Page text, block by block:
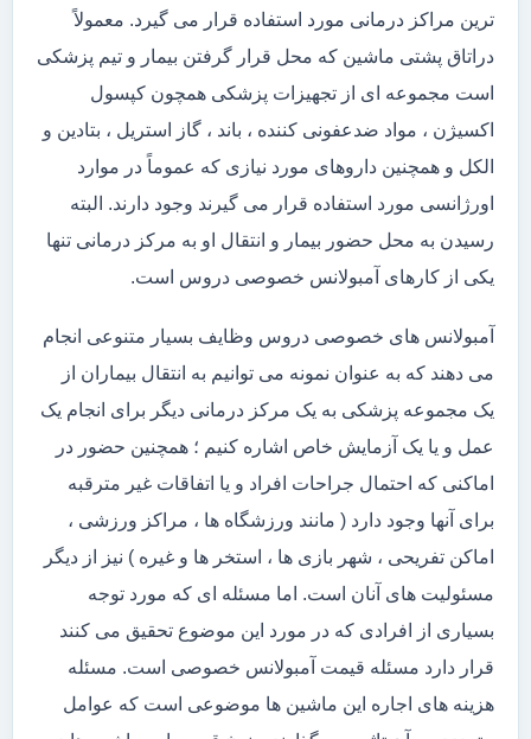
ترین مراکز درمانی مورد استفاده قرار می گیرد. معمولاً
دراتاق پشتی ماشین که محل قرار گرفتن بیمار و تیم پزشکی
است مجموعه ای از تجهیزات پزشکی همچون کپسول
اکسیژن ، مواد ضدعفونی کننده ، باند ، گاز استریل ، بتادین و
الکل و همچنین داروهای مورد نیازی که عموماً در موارد
اورژانسی مورد استفاده قرار می گیرند وجود دارند. البته
رسیدن به محل حضور بیمار و انتقال او به مرکز درمانی تنها
یکی از کارهای آمبولانس خصوصی دروس است.
آمبولانس های خصوصی دروس وظایف بسیار متنوعی انجام
می دهند که به عنوان نمونه می توانیم به انتقال بیماران از
یک مجموعه پزشکی به یک مرکز درمانی دیگر برای انجام یک
عمل و یا یک آزمایش خاص اشاره کنیم ؛ همچنین حضور در
اماکنی که احتمال جراحات افراد و یا اتفاقات غیر مترقبه
برای آنها وجود دارد ( مانند ورزشگاه ها ، مراکز ورزشی ،
اماکن تفریحی ، شهر بازی ها ، استخر ها و غیره ) نیز از دیگر
مسئولیت های آنان است. اما مسئله ای که مورد توجه
بسیاری از افرادی که در مورد این موضوع تحقیق می کنند
قرار دارد مسئله قیمت آمبولانس خصوصی است. مسئله
هزینه های اجاره این ماشین ها موضوعی است که عوامل